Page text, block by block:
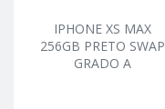
IPHONE XS MAX
256GB PRETO SWAP
GRADO A